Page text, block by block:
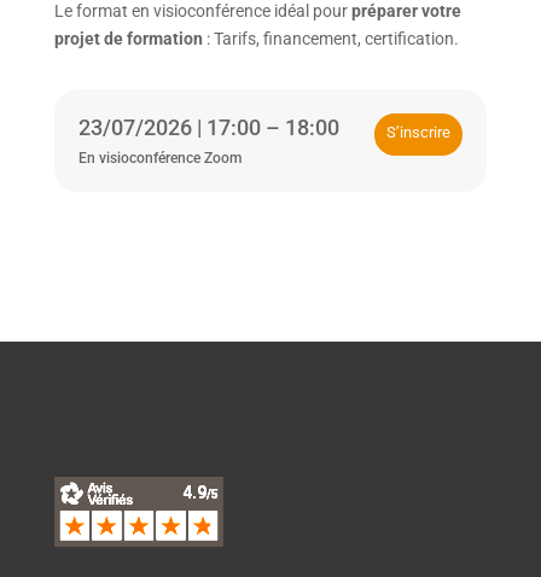
Le format en visioconférence idéal pourpréparer votre
projet de formation : Tarifs, financement, certification.
S’inscrire
23/07/2026 | 17:00 – 18:00
En visioconférence Zoom